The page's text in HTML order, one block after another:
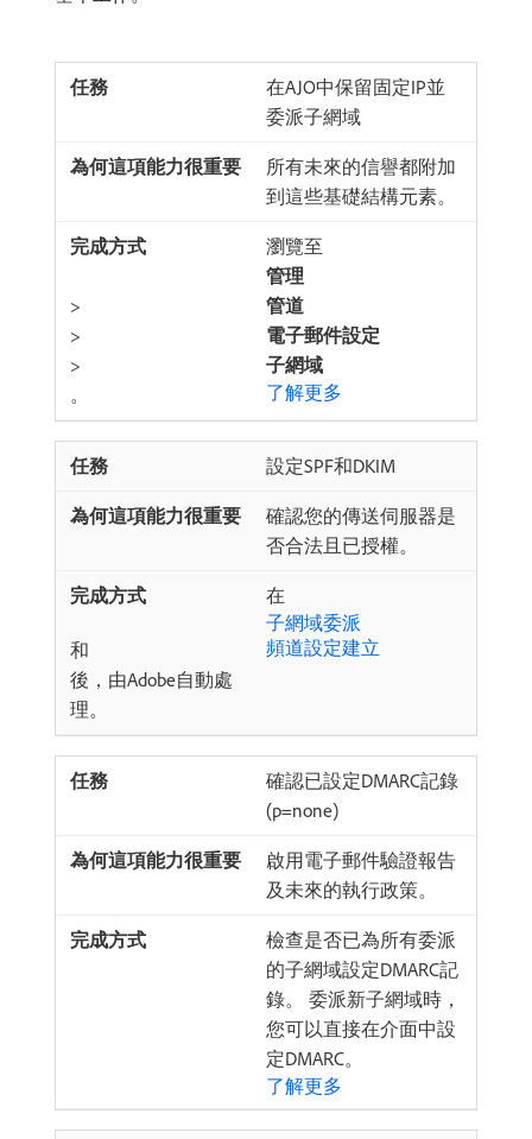
在AJO中保留固定IP並
委派子網域
所有未來的信譽都附加
到這些基礎結構元素。
瀏覽至​
管理
>
管道
>
電子郵件設定
>
子網域
。
了解更多
設定SPF和DKIM
確認您的傳送伺服器是
否合法且已授權。
在
子網域委派
和
頻道設定建立
後，由Adobe自動處
理。
確認已設定DMARC記錄
(p=none)
啟用電子郵件驗證報告
及未來的執行政策。
檢查是否已為所有委派
的子網域設定DMARC記
錄。 委派新子網域時，
您可以直接在介面中設
定DMARC。
了解更多